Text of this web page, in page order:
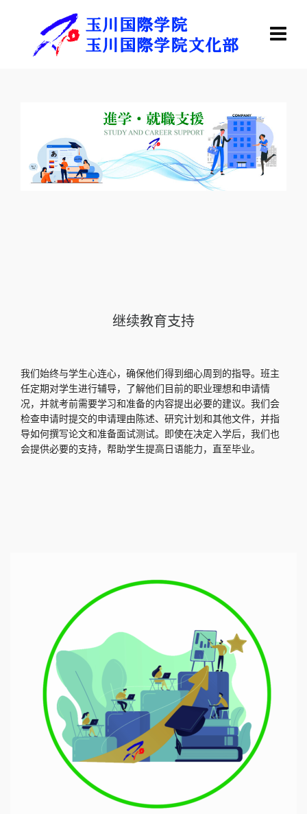
继续教育支持
我们始终与学生心连心，确保他们得到细心周到的指导。班主
任定期对学生进行辅导，了解他们目前的职业理想和申请情
况，并就考前需要学习和准备的内容提出必要的建议。我们会
检查申请时提交的申请理由陈述、研究计划和其他文件，并指
导如何撰写论文和准备面试测试。即使在决定入学后，我们也
会提供必要的支持，帮助学生提高日语能力，直至毕业。